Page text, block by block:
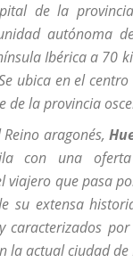
de la
autónoma
Ibérica a 70
ubica en el
de la provincia
aragonés,
con una
viajero que pasa
su extensa
caracterizados
la actual ciudad de